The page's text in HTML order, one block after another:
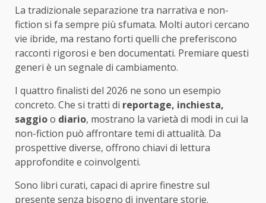
La tradizionale separazione tra narrativa e non-
fiction si fa sempre più sfumata. Molti autori cercano
vie ibride, ma restano forti quelli che preferiscono
racconti rigorosi e ben documentati. Premiare questi
generi è un segnale di cambiamento.
I quattro finalisti del 2026 ne sono un esempio
concreto. Che si tratti di reportage, inchiesta,
saggioo diario, mostrano la varietà di modi in cui la
non-fiction può affrontare temi di attualità. Da
prospettive diverse, offrono chiavi di lettura
approfondite e coinvolgenti.
Sono libri curati, capaci di aprire finestre sul
presente senza bisogno di inventare storie.